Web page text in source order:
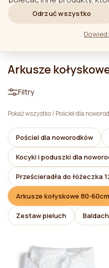
Arkusze
Filtry
Pokaż wszystko/ Pościel dla
Pościel dla noworodków
Kocyki i poduszki dla
Prześcieradła do łóżeczka
Arkusze kołyskowe 80-60cm
Zestaw pieluch
zainteresować. Aby
polityce plików cookie,
więcej". Użytkownik może
pliki cookie, klikając
odrzucić je, klikając
na stronie internetowej
pliki cookie niezbędne do
Odrzuć wszystko